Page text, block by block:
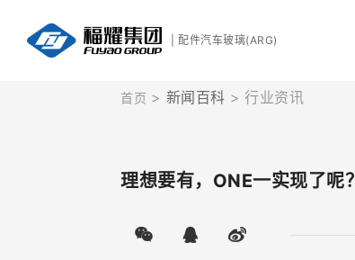
| 配件汽车玻璃(ARG)
首页 新闻百科 行业资讯
理想要有，ONE一实现了呢？